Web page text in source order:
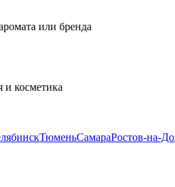
или бренда
косметика
ТюменьСамараРостов-на-